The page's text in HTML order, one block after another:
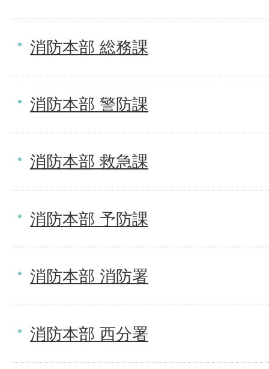
消防本部 総務課
消防本部 警防課
消防本部 救急課
消防本部 予防課
消防本部 消防署
消防本部 西分署